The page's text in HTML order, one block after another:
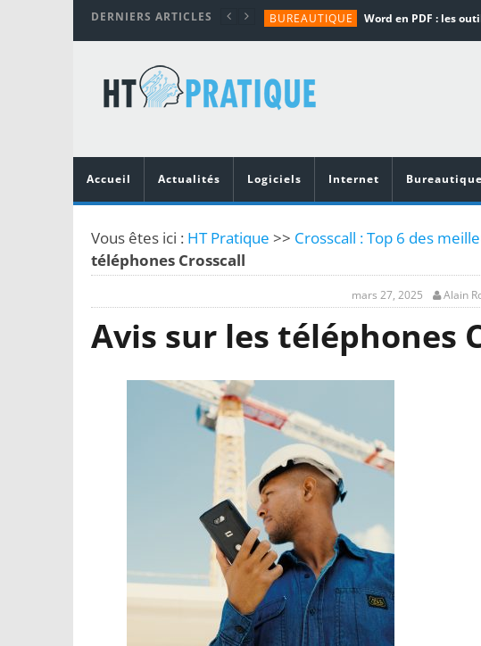
DERNIERS ARTICLES BUREAUTIQUE
TUTORIALS
MATÉRIEL
Accueil
Actualités Logiciels Internet Bureautique
Vous êtes ici : HT Pratique >> Crosscall : Top 6 des
téléphones Crosscall
mars 27, 2025 Alain
Avis sur les téléphones